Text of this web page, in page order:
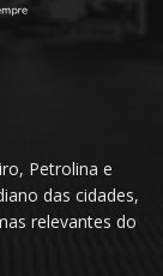
Petrolina e
das cidades,
relevantes do